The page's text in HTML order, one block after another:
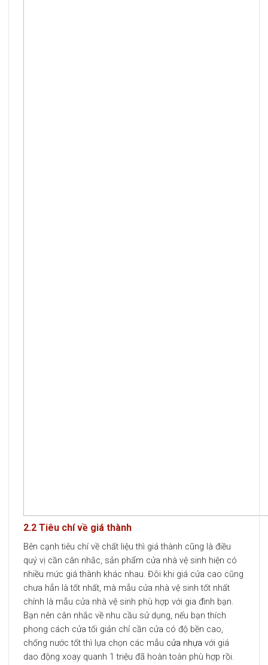
2.2 Tiêu chí về giá thành
Bên cạnh tiêu chí về chất liệu thì giá thành cũng là điều
quý vị cần cân nhắc, sản phẩm cửa nhà vệ sinh hiện có
nhiều mức giá thành khác nhau. Đôi khi giá cửa cao cũng
chưa hẳn là tốt nhất, mà mẫu cửa nhà vệ sinh tốt nhất
chính là mẫu cửa nhà vệ sinh phù hợp với gia đình bạn.
Bạn nên cân nhắc về nhu cầu sử dụng, nếu bạn thích
phong cách cửa tối giản chỉ cần cửa có độ bền cao,
chống nước tốt thì lựa chọn các mẫu cửa nhựa với giá
dao động xoay quanh 1 triệu đã hoàn toàn phù hợp rồi.